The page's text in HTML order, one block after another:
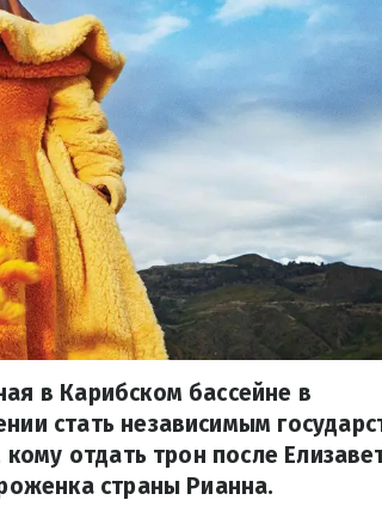
в Карибском бассейне в
стать независимым
отдать трон после
страны Рианна.